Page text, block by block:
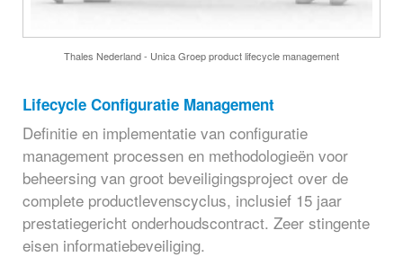
Thales Nederland - Unica Groep product lifecycle management
Lifecycle Configuratie Management
Definitie en implementatie van configuratie
management processen en methodologieën voor
beheersing van groot beveiligingsproject over de
complete productlevenscyclus, inclusief 15 jaar
prestatiegericht onderhoudscontract. Zeer stingente
eisen informatiebeveiliging.